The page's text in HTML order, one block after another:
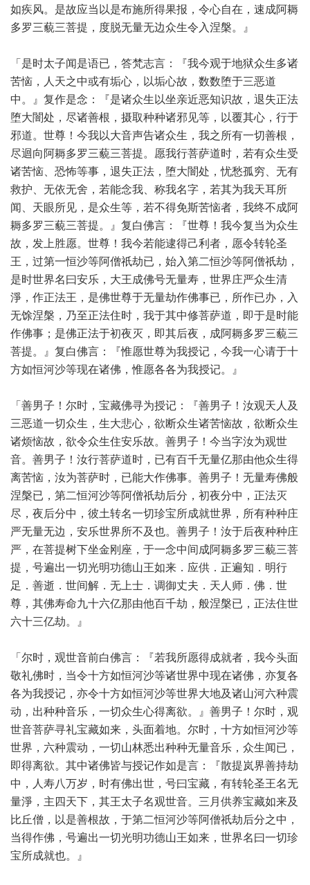
如疾风。是故应当以是布施所得果报，令心自在，速成阿耨
多罗三藐三菩提，度脱无量无边众生令入涅槃。』
「是时太子闻是语已，答梵志言：『我今观于地狱众生多诸
苦恼，人天之中或有垢心，以垢心故，数数堕于三恶道
中。』复作是念：『是诸众生以坐亲近恶知识故，退失正法
堕大闇处，尽诸善根，摄取种种诸邪见等，以覆其心，行于
邪道。世尊！今我以大音声告诸众生，我之所有一切善根，
尽迴向阿耨多罗三藐三菩提。愿我行菩萨道时，若有众生受
诸苦恼、恐怖等事，退失正法，堕大闇处，忧愁孤穷、无有
救护、无依无舍，若能念我、称我名字，若其为我天耳所
闻、天眼所见，是众生等，若不得免斯苦恼者，我终不成阿
耨多罗三藐三菩提。』复白佛言：『世尊！我今复当为众生
故，发上胜愿。世尊！我今若能逮得己利者，愿令转轮圣
王，过第一恒沙等阿僧祇劫已，始入第二恒沙等阿僧祇劫，
是时世界名曰安乐，大王成佛号无量寿，世界庄严众生清
淨，作正法王，是佛世尊于无量劫作佛事已，所作已办，入
无馀涅槃，乃至正法住时，我于其中修菩萨道，即于是时能
作佛事；是佛正法于初夜灭，即其后夜，成阿耨多罗三藐三
菩提。』复白佛言：『惟愿世尊为我授记，今我一心请于十
方如恒河沙等现在诸佛，惟愿各各为我授记。』
「善男子！尔时，宝藏佛寻为授记：『善男子！汝观天人及
三恶道一切众生，生大悲心，欲断众生诸苦恼故，欲断众生
诸烦恼故，欲令众生住安乐故。善男子！今当字汝为观世
音。善男子！汝行菩萨道时，已有百千无量亿那由他众生得
离苦恼，汝为菩萨时，已能大作佛事。善男子！无量寿佛般
涅槃已，第二恒河沙等阿僧祇劫后分，初夜分中，正法灭
尽，夜后分中，彼土转名一切珍宝所成就世界，所有种种庄
严无量无边，安乐世界所不及也。善男子！汝于后夜种种庄
严，在菩提树下坐金刚座，于一念中间成阿耨多罗三藐三菩
提，号遍出一切光明功德山王如来．应供．正遍知．明行
足．善逝．世间解．无上士．调御丈夫．天人师．佛．世
尊，其佛寿命九十六亿那由他百千劫，般涅槃已，正法住世
六十三亿劫。』
「尔时，观世音前白佛言：『若我所愿得成就者，我今头面
敬礼佛时，当令十方如恒河沙等诸世界中现在诸佛，亦复各
各为我授记，亦令十方如恒河沙等世界大地及诸山河六种震
动，出种种音乐，一切众生心得离欲。』善男子！尔时，观
世音菩萨寻礼宝藏如来，头面着地。尔时，十方如恒河沙等
世界，六种震动，一切山林悉出种种无量音乐，众生闻已，
即得离欲。其中诸佛皆与授记作如是言：『散提岚界善持劫
中，人寿八万岁，时有佛出世，号曰宝藏，有转轮圣王名无
量淨，主四天下，其王太子名观世音。三月供养宝藏如来及
比丘僧，以是善根故，于第二恒河沙等阿僧祇劫后分之中，
当得作佛，号遍出一切光明功德山王如来，世界名曰一切珍
宝所成就也。』